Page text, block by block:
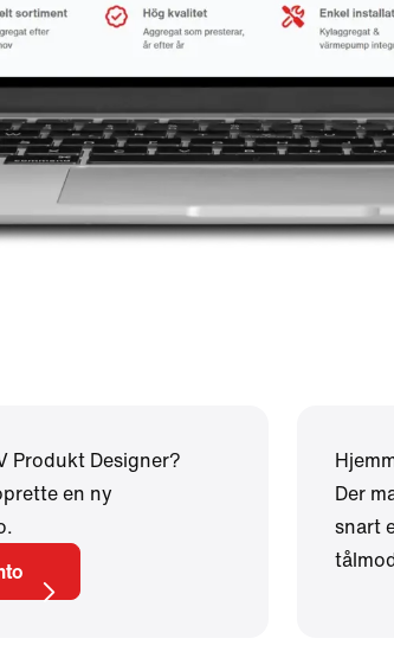
Produkt Designer?
en ny
Der
snart